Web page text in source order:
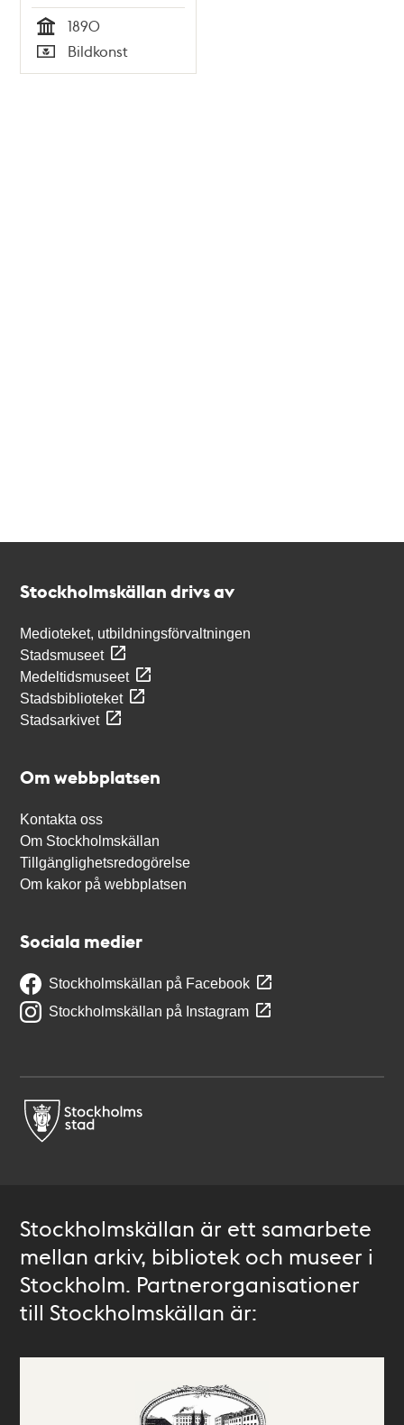
Tid
1890
Typ
Bildkonst
Stockholmskällan drivs av
Medioteket, utbildningsförvaltningen
Stadsmuseet
Medeltidsmuseet
Stadsbiblioteket
Stadsarkivet
Om webbplatsen
Kontakta oss
Om Stockholmskällan
Tillgänglighetsredogörelse
Om kakor på webbplatsen
Sociala medier
Stockholmskällan på Facebook
Stockholmskällan på Instagram
Stockholmskällan är ett samarbete
mellan arkiv, bibliotek och museer i
Stockholm. Partnerorganisationer
till Stockholmskällan är: